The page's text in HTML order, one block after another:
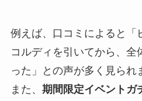
例えば、口コミによると「
コルディを引いてから、全
った」との声が多く見られ
また、 期間限定イベントガ